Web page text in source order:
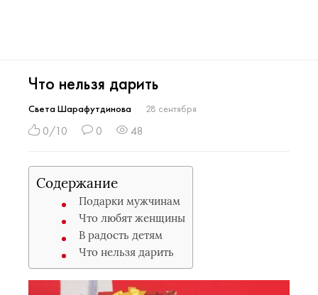
Что нельзя дарить
Света Шарафутдинова 28 сентября
0/10 0 48
Содержание
Подарки мужчинам
Что любят женщины
В радость детям
Что нельзя дарить